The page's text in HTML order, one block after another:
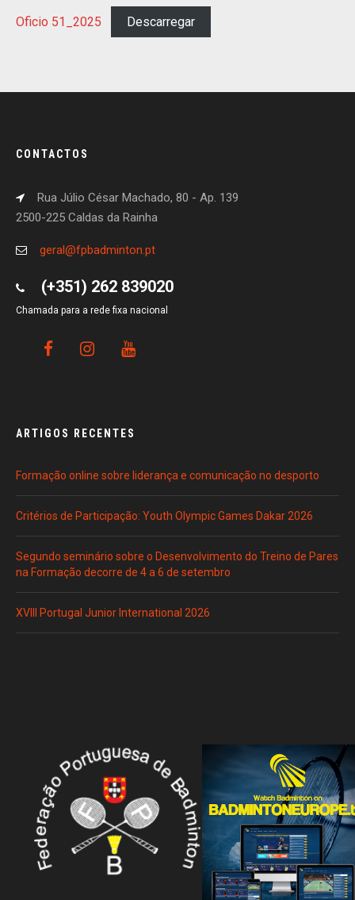
Oficio 51_2025 Descarregar
CONTACTOS
Rua Júlio César Machado, 80 - Ap. 139
2500-225 Caldas da Rainha
geral@fpbadminton.pt
(+351) 262 839020
Chamada para a rede fixa nacional
ARTIGOS RECENTES
Formação online sobre liderança e comunicação no desporto
Critérios de Participação: Youth Olympic Games Dakar 2026
Segundo seminário sobre o Desenvolvimento do Treino de Pares
na Formação decorre de 4 a 6 de setembro
XVIII Portugal Junior International 2026